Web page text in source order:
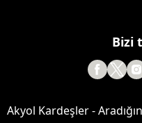
Bizi
Akyol Kardeşler -